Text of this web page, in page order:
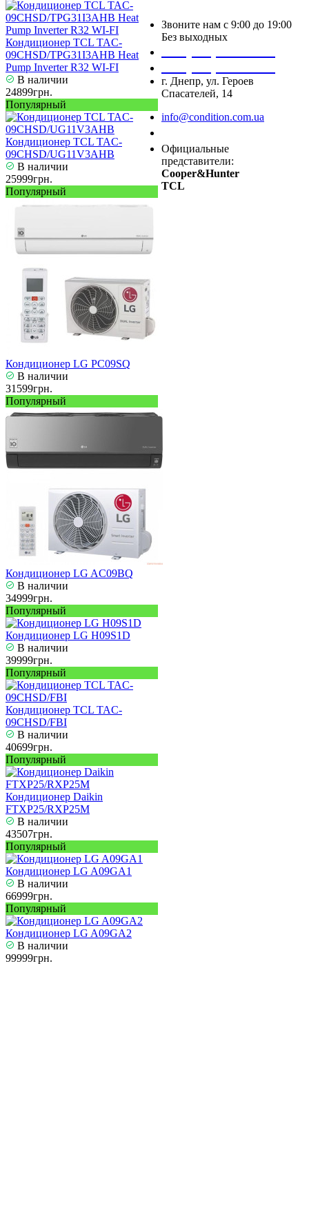
Кондиционер TCL TAC-
09CHSD/TPG31I3AHB Heat
Pump Inverter R32 WI-FI
В наличии
24899грн.
Популярный
Кондиционер TCL TAC-
09CHSD/UG11V3AHB
В наличии
25999грн.
Популярный
Кондиционер LG PC09SQ
В наличии
31599грн.
Популярный
Кондиционер LG AC09BQ
В наличии
34999грн.
Популярный
Кондиционер LG H09S1D
В наличии
39999грн.
Популярный
Кондиционер TCL TAC-
09CHSD/FBI
В наличии
40699грн.
Популярный
Кондиционер Daikin
FTXP25/RXP25M
В наличии
43507грн.
Популярный
Кондиционер LG A09GA1
В наличии
66999грн.
Популярный
Кондиционер LG A09GA2
В наличии
99999грн.
Звоните нам с 9:00 до 19:00
Без выходных
г. Днепр, ул. Героев
Спасателей, 14
info@condition.com.ua
Официальные
представители:
Cooper&Hunter
TCL